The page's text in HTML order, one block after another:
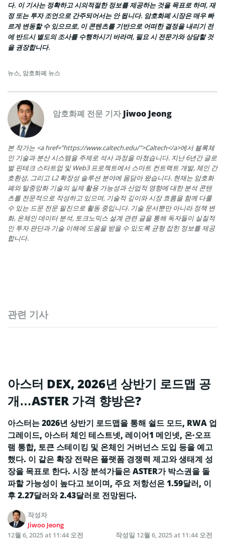
다. 이 기사는 정확하고 시의적절한 정보를 제공하는 것을 목표로 하며, 재
정 또는 투자 조언으로 간주되어서는 안 됩니다. 암호화폐 시장은 매우 빠
르게 변동할 수 있으므로, 이 콘텐츠를 기반으로 어떠한 결정을 내리기 전
에 반드시 별도의 조사를 수행하시기 바라며, 필요 시 전문가와 상담할 것
을 권장합니다.
뉴스, 암호화폐 뉴스
암호화폐 전문 기자Jiwoo Jeong
본 작가는 <a href="https://www.caltech.edu/">Caltech</a>에서 블록체
인 기술과 분산 시스템을 주제로 석사 과정을 마쳤습니다. 지난 6년간 글로
벌 핀테크 스타트업 및 Web3 프로젝트에서 스마트 컨트랙트 개발, 체인 간
호환성, 그리고 L2 확장성 솔루션 분야에 몸담아 왔습니다. 현재는 암호화
폐와 탈중앙화 기술의 실제 활용 가능성과 산업적 영향에 대한 분석 콘텐
츠를 전문적으로 작성하고 있으며, 기술적 깊이와 시장 흐름을 함께 다룰
수 있는 드문 전문 필진으로 활동 중입니다. 기술 문서뿐만 아니라 정책 변
화, 온체인 데이터 분석, 토크노믹스 설계 관련 글을 통해 독자들이 실질적
인 투자 판단과 기술 이해에 도움을 받을 수 있도록 균형 잡힌 정보를 제공
합니다.
관련 기사
아스터 DEX, 2026년 상반기 로드맵 공
개…ASTER 가격 향방은?
아스터는 2026년 상반기 로드맵을 통해 쉴드 모드, RWA 업
그레이드, 아스터 체인 테스트넷, 레이어1 메인넷, 온·오프
램 통합, 토큰 스테이킹 및 온체인 거버넌스 도입 등을 예고
했다. 이 같은 확장 전략은 플랫폼 경쟁력 제고와 생태계 성
장을 목표로 한다. 시장 분석가들은 ASTER가 박스권을 돌
파할 가능성이 높다고 보이며, 주요 저항선은 1.59달러, 이
후 2.27달러와 2.43달러로 전망된다.
작성자
Jiwoo Jeong
12월 6, 2025 at 11:44 오전
작성일 12월 6, 2025 at 11:44 오전